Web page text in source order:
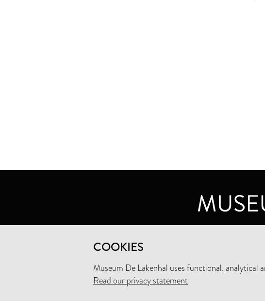
COOKIES
Museum De Lakenhal uses functional,
Read our privacy statement
MUSEUM DE LAKENHAL
OUDE SINGEL 32
+31 (0)71 5165360